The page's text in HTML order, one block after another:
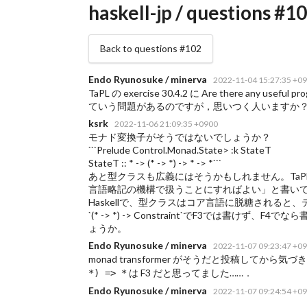
haskell-jp / questions
Back to questions #102
Endo Ryunosuke / minerva 2022-11-04 15:27:35
TaPL の exercise 30.4.2 に Are there any useful
ていう問題があるのですが，思いつく人いますか
ksrk
2022-11-06 21:09:35 +0900
モナド変換子がそうではないでしょうか？
```Prelude Control.Monad.State> :k StateT
StateT :: * -> (* -> *) -> * -> *```
あと型クラスも広義にはそうかもしれません。
言語略記の機構で扱うことにすればよい」と書い
Haskellで、型クラスはコア言語に脱糖されると
`(* -> *) -> Constraint`でF3では書けず、F4でなら
ょうか。
Endo Ryunosuke / minerva
2022-11-07 09:23:47
monad transformer がそうだと投稿してから気づ
*) => * は F3 だと思ってました……．
Endo Ryunosuke / minerva
2022-11-07 09:24:54